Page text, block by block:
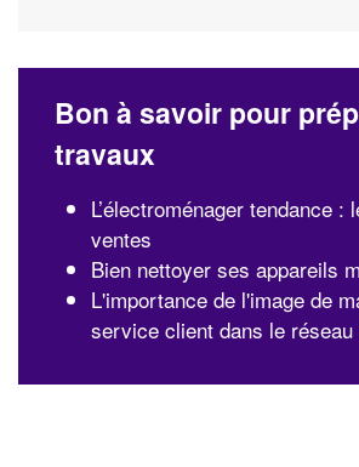
Bon à savoir pour
travaux
L’électroménager tendance :
ventes
Bien nettoyer ses appareils
L'importance de l'image de
service client dans le